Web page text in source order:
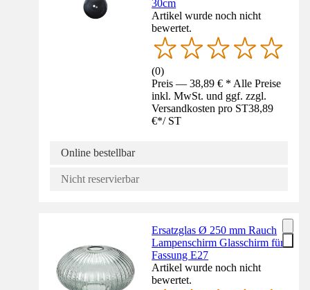
30cm
Artikel wurde noch nicht
bewertet.
(0)
Preis — 38,89 € * Alle Preise
inkl. MwSt. und ggf. zzgl.
Versandkosten pro ST38,89
€*/ ST
Online bestellbar
Nicht reservierbar
Ersatzglas Ø 250 mm Rauch
Lampenschirm Glasschirm für
Fassung E27
Artikel wurde noch nicht
bewertet.